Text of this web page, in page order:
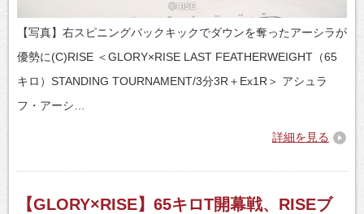
【写真】右スピニングバックキックでダウンを奪ったアーシラが
優勢に(C)RISE ＜GLORY×RISE LAST FEATHERWEIGHT（65
キロ）STANDING TOURNAMENT/3分3R＋Ex1R＞ アシュラ
フ・アーシ…
詳細を見る
【GLORY×RISE】65キロT開幕戦、RISEブ